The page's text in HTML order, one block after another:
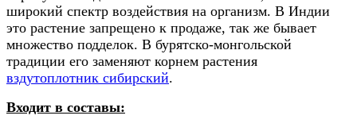
широкий спектр воздействия на организм. В Индии
это растение запрещено к продаже, так же бывает
множество подделок. В бурятско-монгольской
традиции его заменяют корнем растения
вздутоплотник сибирский.
Входит в составы: